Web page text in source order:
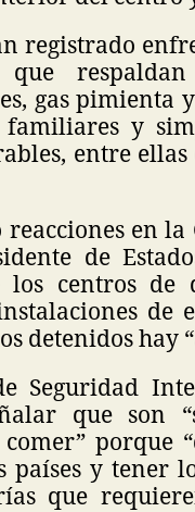
registrado
gas
y
entre
en la
de
centros de
de
detenidos hay
Seguridad
que son
porque
países y tener
que